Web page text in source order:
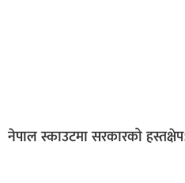
नेपाल स्काउटमा सरकारको